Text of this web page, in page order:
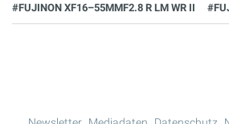
#FUJINON XF16–55MMF2.8 R LM WR II